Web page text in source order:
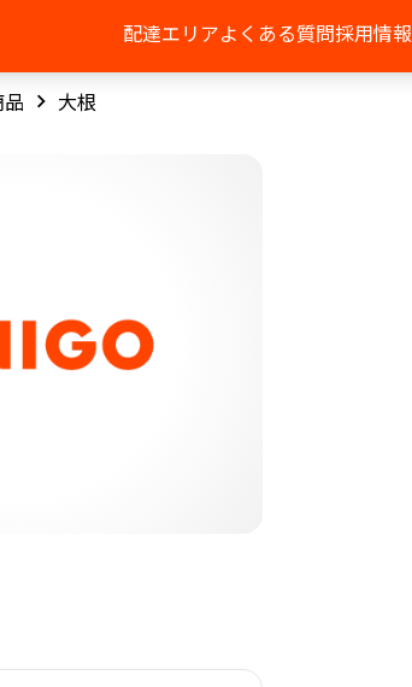
配達エリアよくある質問採用情報
大根